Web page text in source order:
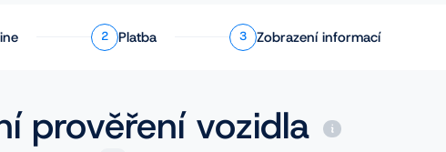
2 Platba 3 Zobrazení informací
prověření vozidla